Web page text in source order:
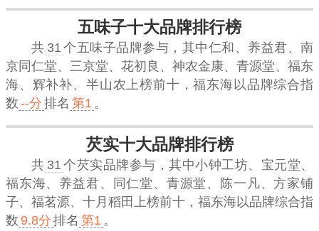
五味子十大品牌排行榜
共 31 个五味子品牌参与，其中仁和、养益君、南
京同仁堂、三京堂、花初良、神农金康、青源堂、福东
海、辉补补、半山农上榜前十，福东海 以品牌综合指
数 --分 排名 第1 。
芡实十大品牌排行榜
共 31 个芡实品牌参与，其中小钟工坊、宝元堂、
福东海、养益君、同仁堂、青源堂、陈一凡、方家铺
子、福茗源、十月稻田上榜前十， 福东海以品牌综合指
数 9.8分 排名 第1 。